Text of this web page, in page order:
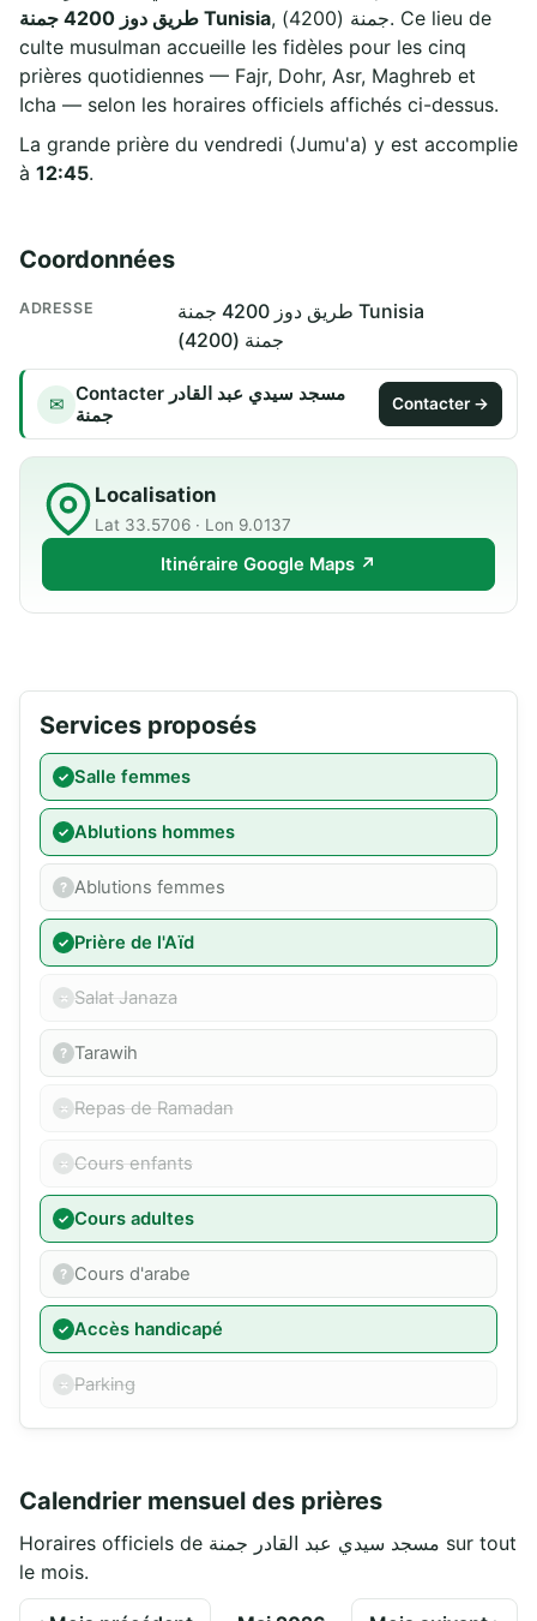
طريق دوز 4200 جمنة Tunisia, جمنة (4200). Ce lieu de
culte musulman accueille les fidèles pour les cinq
prières quotidiennes — Fajr, Dohr, Asr, Maghreb et
Icha — selon les horaires officiels affichés ci-dessus.
La grande prière du vendredi (Jumu'a) y est accomplie
à 12:45.
Coordonnées
ADRESSE
طريق دوز 4200 جمنة Tunisia
جمنة (4200)
✉ Contacter مسجد سيدي عبد القادر
جمنة
Contacter →
Localisation
Lat 33.5706 · Lon 9.0137
Itinéraire Google Maps ↗
Services proposés
Salle femmes
Ablutions hommes
Ablutions femmes
Prière de l'Aïd
Salat Janaza
Tarawih
Repas de Ramadan
Cours enfants
Cours adultes
Cours d'arabe
Accès handicapé
Parking
Calendrier mensuel des prières
Horaires officiels de مسجد سيدي عبد القادر جمنة sur tout
le mois.